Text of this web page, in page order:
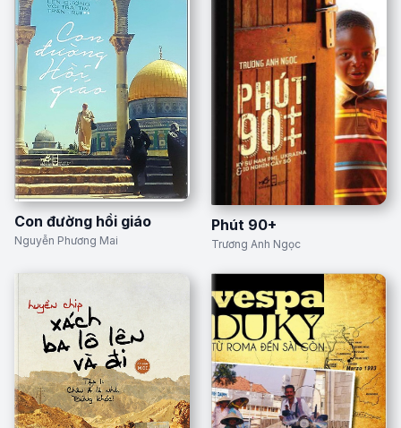
Con đường hồi giáo
Nguyễn Phương Mai
Phút 90+
Trương Anh Ngọc